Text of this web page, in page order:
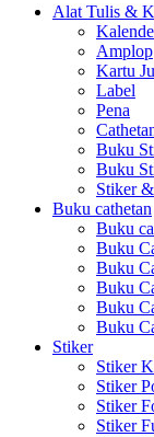
Alat Tulis &
Amplop
Kartu
Label
Pena
Buku
Buku
Stiker
Buku cathetan
Buku
Buku
Buku
Buku
Buku
Buku
Stiker
Stiker
Stiker
Stiker
Stiker